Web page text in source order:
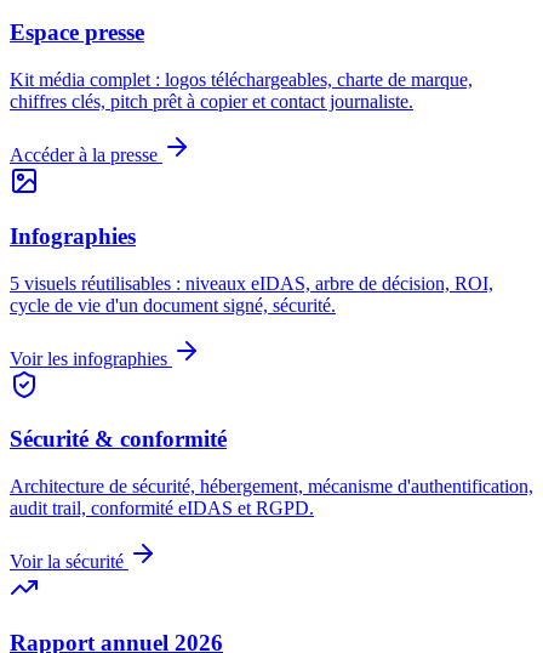
Espace presse
Kit média complet : logos téléchargeables, charte de marque,
chiffres clés, pitch prêt à copier et contact journaliste.
Accéder à la presse
Infographies
5 visuels réutilisables : niveaux eIDAS, arbre de décision, ROI,
cycle de vie d'un document signé, sécurité.
Voir les infographies
Sécurité & conformité
Architecture de sécurité, hébergement, mécanisme d'authentification,
audit trail, conformité eIDAS et RGPD.
Voir la sécurité
Rapport annuel 2026